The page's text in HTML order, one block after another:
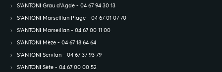
S’ANTONI Grau d'Agde - 04 67 94 30 13
S’ANTONI Marseillan Plage - 04 67 01 07 70
S’ANTONI Marseillan - 04 67 00 11 00
S’ANTONI Mèze - 04 67 18 64 64
S’ANTONI Servian - 04 67 37 93 79
S’ANTONI Sète - 04 67 00 00 52